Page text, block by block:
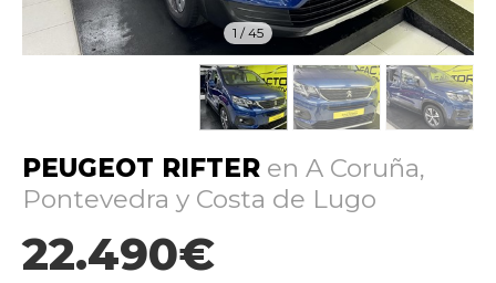
1 /45
PEUGEOT RIFTER en A Coruña,
Pontevedra y Costa de Lugo
22.490€